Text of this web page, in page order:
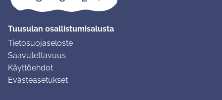
Tuusulan osallistumisalusta
Tietosuojaseloste
Saavutettavuus
Käyttöehdot
Evästeasetukset